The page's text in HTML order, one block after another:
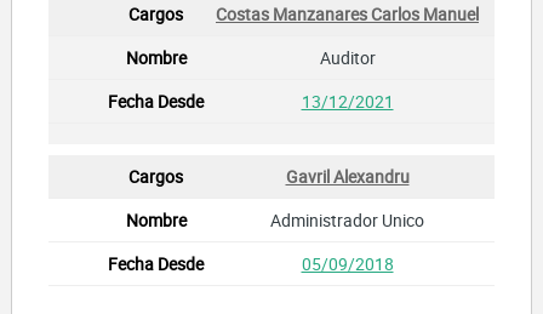
Costas Manzanares Carlos Manuel
Auditor
13/12/2021
Gavril Alexandru
Administrador Unico
05/09/2018